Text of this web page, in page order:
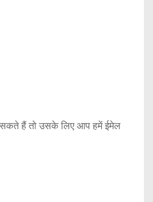
सकते हैं तो उसके लिए आप हमें ईमेल